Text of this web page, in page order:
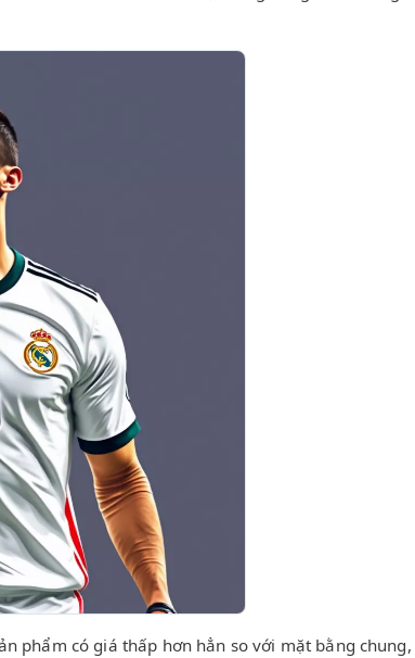
phẩm có giá thấp hơn hẳn so với mặt bằng